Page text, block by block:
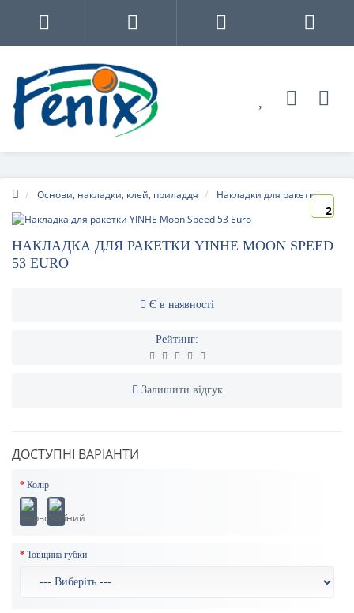
Основи, накладки, клей, приладдя Накладки для ракетки
2
НАКЛАДКА ДЛЯ РАКЕТКИ YINHE MOON SPEED
53 EURO
Є в наявності
Рейтинг:
Залишити відгук
ДОСТУПНІ ВАРІАНТИ
Колір
Товщина губки